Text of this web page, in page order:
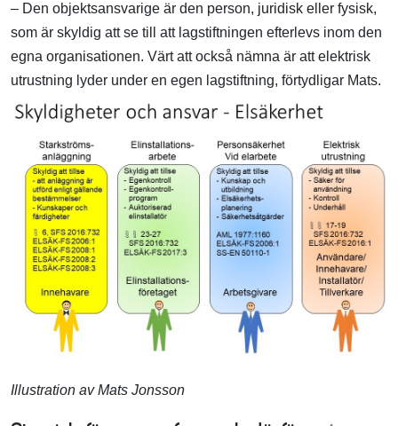
– Den objektsansvarige är den person, juridisk eller fysisk,
som är skyldig att se till att lagstiftningen efterlevs inom den
egna organisationen. Värt att också nämna är att elektrisk
utrustning lyder under en egen lagstiftning, förtydligar Mats.
Illustration av Mats Jonsson